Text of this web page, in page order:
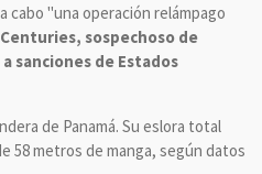
cabo "una operación relámpago
Centuries, sospechoso de
sanciones de Estados
de Panamá. Su eslora total
58 metros de manga, según datos